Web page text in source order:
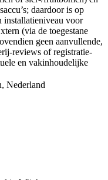
daardoor is op
installatieniveau voor
(via de toegestane
geen aanvullende,
reviews of registratie-
en vakinhoudelijke
Nederland